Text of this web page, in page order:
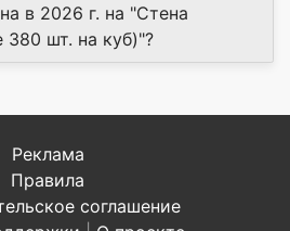
в 2026 г. на "Стена
380 шт. на куб)"?
Реклама
Правила
соглашение